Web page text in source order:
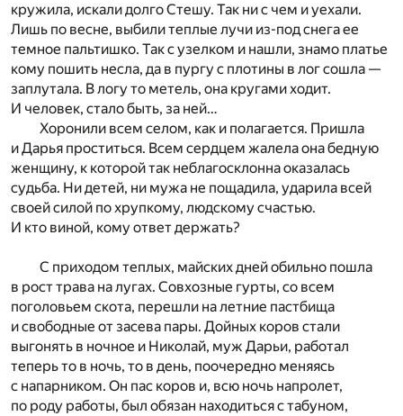
кружила, искали долго Стешу. Так ни с чем и уехали.
Лишь по весне, выбили теплые лучи из-под снега ее
темное пальтишко. Так с узелком и нашли, знамо платье
кому пошить несла, да в пургу с плотины в лог сошла —
заплутала. В логу то метель, она кругами ходит.
И человек, стало быть, за ней…
Хоронили всем селом, как и полагается. Пришла
и Дарья проститься. Всем сердцем жалела она бедную
женщину, к которой так неблагосклонна оказалась
судьба. Ни детей, ни мужа не пощадила, ударила всей
своей силой по хрупкому, людскому счастью.
И кто виной, кому ответ держать?
С приходом теплых, майских дней обильно пошла
в рост трава на лугах. Совхозные гурты, со всем
поголовьем скота, перешли на летние пастбища
и свободные от засева пары. Дойных коров стали
выгонять в ночное и Николай, муж Дарьи, работал
теперь то в ночь, то в день, поочередно меняясь
с напарником. Он пас коров и, всю ночь напролет,
по роду работы, был обязан находиться с табуном,